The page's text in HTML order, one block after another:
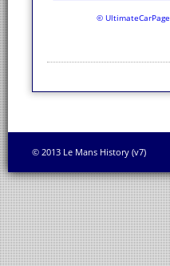
© UltimateCarPage
© 2013 Le Mans History (v7)